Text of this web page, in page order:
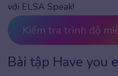
với ELSA Speak!
Kiểm tra trình độ
Bài tập Have you